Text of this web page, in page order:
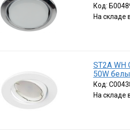
Код:
На складе
ST2A
50W
Код:
На складе